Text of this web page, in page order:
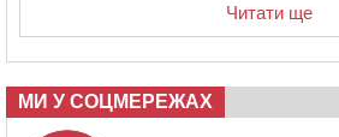
Читати ще
МИ У СОЦМЕРЕЖАХ